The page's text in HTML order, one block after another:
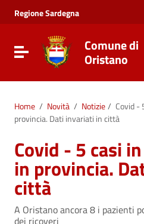
Vai alla navigazione del sito
Vai al Footer
RegioneSardegna
Visualizza/nascondi menu di
Comune di
Oristano
Home / Novità / Notizie/ Covid -
provincia. Dati invariati in città
Covid - 5 casi
in provincia.
città
A Oristano ancora 8 i pazienti
dei ricoveri